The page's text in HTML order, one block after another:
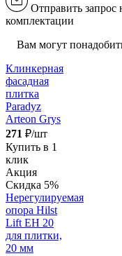
Отправить запрос
комплектации
Вам могут
Клинкерная
фасадная
плитка
Paradyz
Arteon Grys
271 ₽/шт
Купить в 1
клик
Акция
Скидка 5%
Нерегулируемая
опора Hilst
Lift EH 20
для плитки,
20 мм